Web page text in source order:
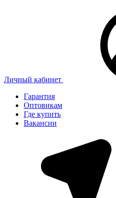
Личный кабинет
Гарантия
Оптовикам
Где купить
Вакансии